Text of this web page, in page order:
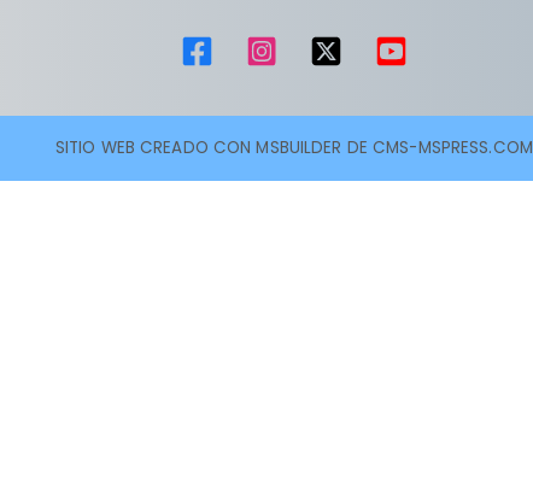
SITIO WEB CREADO CON MSBUILDER DE CMS-MSPRESS.COM